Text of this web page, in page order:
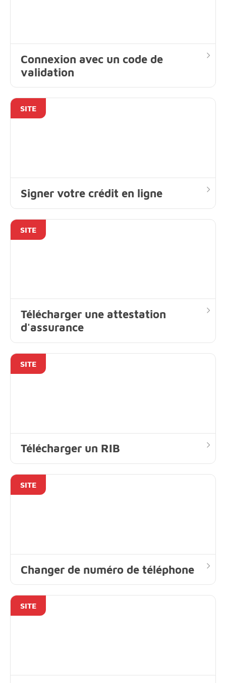
Connexion avec un code de
validation
SITE
Signer votre crédit en ligne
SITE
Télécharger une attestation
d'assurance
SITE
Télécharger un RIB
SITE
Changer de numéro de téléphone
SITE